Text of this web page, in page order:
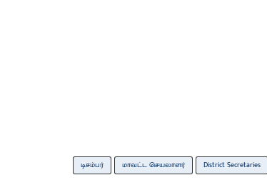
டிசம்பர் மாவட்ட செயலாளர் District Secretaries